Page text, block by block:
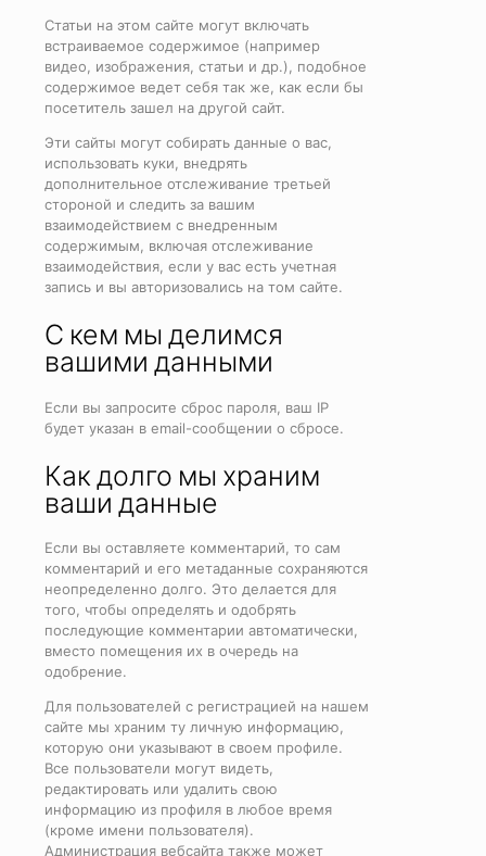
Статьи на этом сайте могут включать
встраиваемое содержимое (например
видео, изображения, статьи и др.), подобное
содержимое ведет себя так же, как если бы
посетитель зашел на другой сайт.
Эти сайты могут собирать данные о вас,
использовать куки, внедрять
дополнительное отслеживание третьей
стороной и следить за вашим
взаимодействием с внедренным
содержимым, включая отслеживание
взаимодействия, если у вас есть учетная
запись и вы авторизовались на том сайте.
С кем мы делимся
вашими данными
Если вы запросите сброс пароля, ваш IP
будет указан в email-сообщении о сбросе.
Как долго мы храним
ваши данные
Если вы оставляете комментарий, то сам
комментарий и его метаданные сохраняются
неопределенно долго. Это делается для
того, чтобы определять и одобрять
последующие комментарии автоматически,
вместо помещения их в очередь на
одобрение.
Для пользователей с регистрацией на нашем
сайте мы храним ту личную информацию,
которую они указывают в своем профиле.
Все пользователи могут видеть,
редактировать или удалить свою
информацию из профиля в любое время
(кроме имени пользователя).
Администрация вебсайта также может